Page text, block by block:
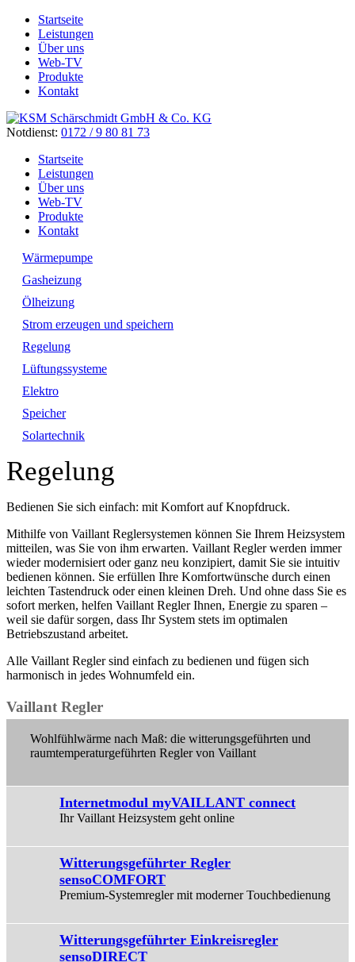
Startseite
Leistungen
Über uns
Web-TV
Produkte
Kontakt
Notdienst: 0172 / 9 80 81 73
Startseite
Leistungen
Über uns
Web-TV
Produkte
Kontakt
Wärmepumpe
Gasheizung
Ölheizung
Strom erzeugen und speichern
Regelung
Lüftungssysteme
Elektro
Speicher
Solartechnik
Regelung
Bedienen Sie sich einfach: mit Komfort auf Knopfdruck.
Mithilfe von Vaillant Reglersystemen können Sie Ihrem Heizsystem
mitteilen, was Sie von ihm erwarten. Vaillant Regler werden immer
wieder modernisiert oder ganz neu konzipiert, damit Sie sie intuitiv
bedienen können. Sie erfüllen Ihre Komfortwünsche durch einen
leichten Tastendruck oder einen kleinen Dreh. Und ohne dass Sie es
sofort merken, helfen Vaillant Regler Ihnen, Energie zu sparen –
weil sie dafür sorgen, dass Ihr System stets im optimalen
Betriebszustand arbeitet.
Alle Vaillant Regler sind einfach zu bedienen und fügen sich
harmonisch in jedes Wohnumfeld ein.
Vaillant Regler
Wohlfühlwärme nach Maß: die witterungsgeführten und
raumtemperaturgeführten Regler von Vaillant
Internetmodul myVAILLANT connect
Ihr Vaillant Heizsystem geht online
Witterungsgeführter Regler
sensoCOMFORT
Premium-Systemregler mit moderner Touchbedienung
Witterungsgeführter Einkreisregler
sensoDIRECT